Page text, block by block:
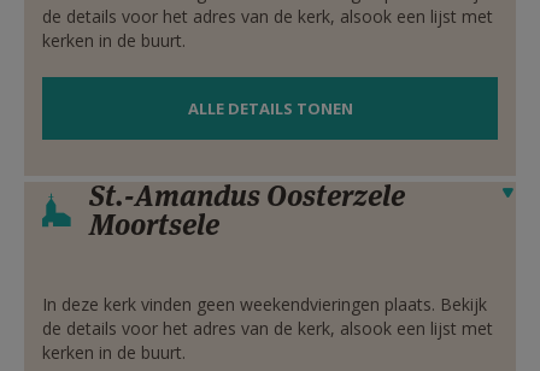
de details voor het adres van de kerk, alsook een lijst met
kerken in de buurt.
ALLE DETAILS TONEN
Verbergen
St.-Amandus Oosterzele
Moortsele
In deze kerk vinden geen weekendvieringen plaats. Bekijk
de details voor het adres van de kerk, alsook een lijst met
kerken in de buurt.